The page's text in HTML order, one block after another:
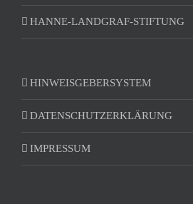
HANNE-LANDGRAF-STIFTUNG
HINWEISGEBERSYSTEM
DATENSCHUTZERKLÄRUNG
IMPRESSUM